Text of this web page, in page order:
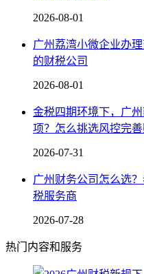
2026-08-01
广州荔湾小微企业办
的财税公司
2026-08-01
金税四期环境下，广
项？怎么挑选风控完善
2026-07-31
广州财务公司怎么选
税服务商
2026-07-28
热门内容和服务